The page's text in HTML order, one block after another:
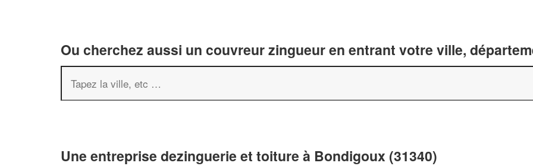
Ou cherchez aussi un couvreur zingueur en entrant votre ville,
Une entreprise dezinguerie et toiture à Bondigoux (31340)